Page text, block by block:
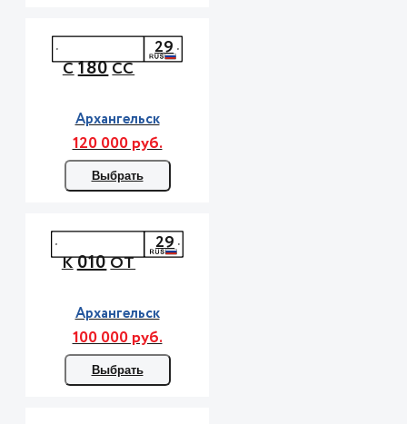
С180СС
29
Архангельск
120 000 руб.
Выбрать
К010ОТ
29
Архангельск
100 000 руб.
Выбрать